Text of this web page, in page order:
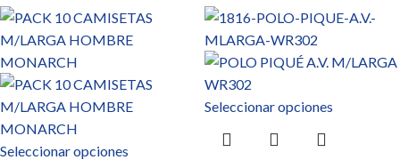
Seleccionar opciones
Seleccionar opciones